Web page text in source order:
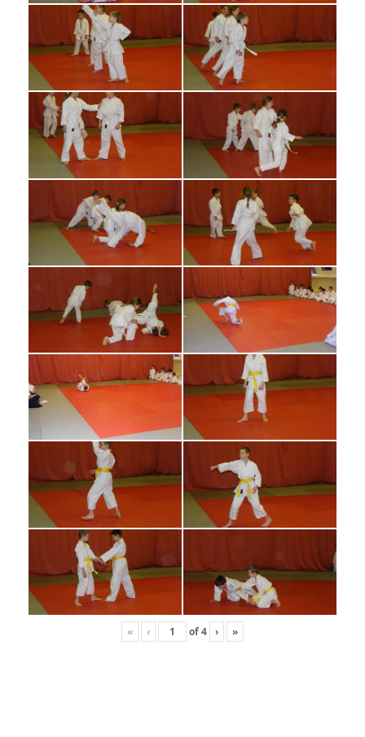
« ‹ of4 › »